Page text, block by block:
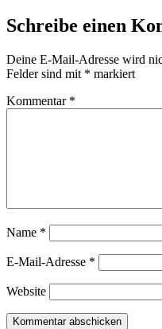
Schreibe einen
Deine E-Mail-Adresse wird
Felder sind mit * markiert
Kommentar *
Name *
E-Mail-Adresse *
Website